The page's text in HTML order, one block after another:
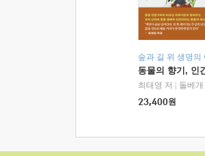
숲과 길 위 생명의
동물의 향기, 인
최태영 저
돌베개
23,400원